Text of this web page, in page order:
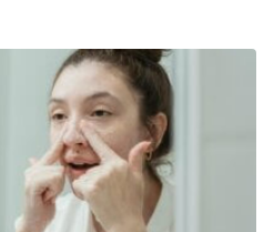
Cleveland Clinic Journal of
ccjm.76a.08080